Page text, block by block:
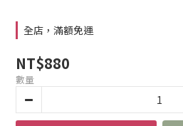
全店，滿額免運
NT$880
數量